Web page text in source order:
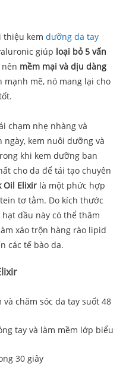
thiệu kem dưỡng da tay
giúp loại bỏ 5 vấn
mềm mại và dịu dàng
mạnh mẽ, nó mang lại cho
chạm nhẹ nhàng và
ngày, kem nuôi dưỡng và
khi kem dưỡng ban
cho da để tái tạo chuyên
Oil Elixir là một phức hợp
tơ tằm. Do kích thước
dầu này có thể thâm
xáo trộn hàng rào lipid
các tế bào da.
chăm sóc da tay suốt 48
tay và làm mềm lớp biểu
30 giây